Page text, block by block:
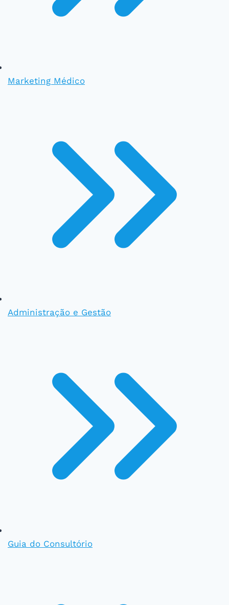
Marketing Médico
Administração e Gestão
Guia do Consultório